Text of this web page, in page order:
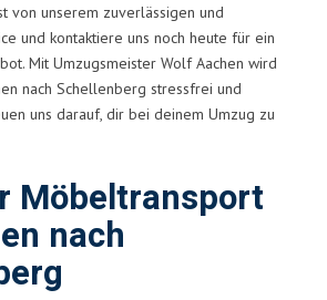
von unserem zuverlässigen und
und kontaktiere uns noch heute für ein
Mit Umzugsmeister Wolf Aachen wird
nach Schellenberg stressfrei und
uns darauf, dir bei deinem Umzug zu
Möbeltransport
nach